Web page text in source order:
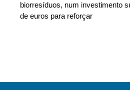
biorresíduos, num investimento
de euros para reforçar